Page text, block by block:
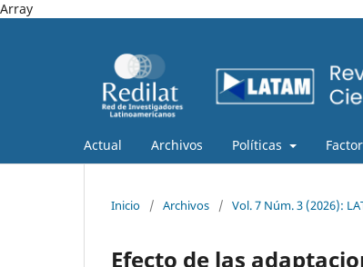
Array
Actual Archivos Políticas
Inicio / Archivos / Vol. 7 Núm. 3 (2026):
Efecto de las